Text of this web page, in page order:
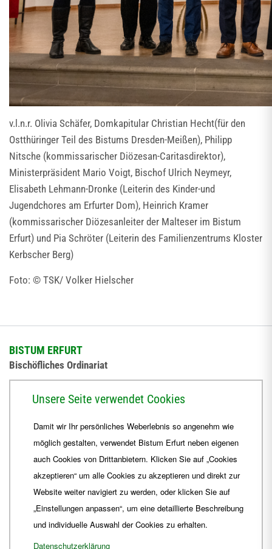
v.l.n.r. Olivia Schäfer, Domkapitular Christian Hecht(für den
Ostthüringer Teil des Bistums Dresden-Meißen), Philipp
Nitsche (kommissarischer Diözesan-Caritasdirektor),
Ministerpräsident Mario Voigt, Bischof Ulrich Neymeyr,
Elisabeth Lehmann-Dronke (Leiterin des Kinder-und
Jugendchores am Erfurter Dom), Heinrich Kramer
(kommissarischer Diözesanleiter der Malteser im Bistum
Erfurt) und Pia Schröter (Leiterin des Familienzentrums Kloster
Kerbscher Berg)
Foto: © TSK/ Volker Hielscher
BISTUM ERFURT
Bischöfliches Ordinariat
+49 361 6572-444
E-Mail ordinariat@Bistum-Erfurt.de
Unsere Seite verwendet Cookies
Damit wir Ihr persönliches Weberlebnis so angenehm wie
möglich gestalten, verwendet Bistum Erfurt neben eigenen
auch Cookies von Drittanbietern. Klicken Sie auf „Cookies
akzeptieren“ um alle Cookies zu akzeptieren und direkt zur
Website weiter navigiert zu werden, oder klicken Sie auf
„Einstellungen anpassen“, um eine detaillierte Beschreibung
und individuelle Auswahl der Cookies zu erhalten.
Datenschutzerklärung